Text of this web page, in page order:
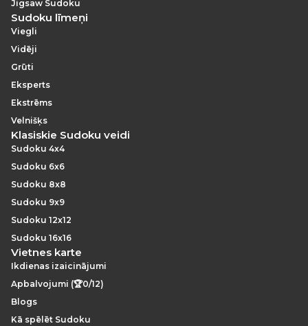
Jigsaw Sudoku
Sudoku līmeņi
Viegli
Vidēji
Grūti
Eksperts
Ekstrēms
Velnišķs
Klasiskie Sudoku veidi
Sudoku 4x4
Sudoku 6x6
Sudoku 8x8
Sudoku 9x9
Sudoku 12x12
Sudoku 16x16
Vietnes karte
Ikdienas izaicinājumi
Apbalvojumi (🏆0/12)
Blogs
Kā spēlēt Sudoku